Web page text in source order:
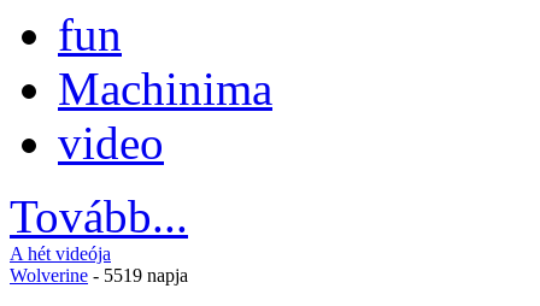
fun
Machinima
video
Tovább...
A hét videója
Wolverine - 5519 napja